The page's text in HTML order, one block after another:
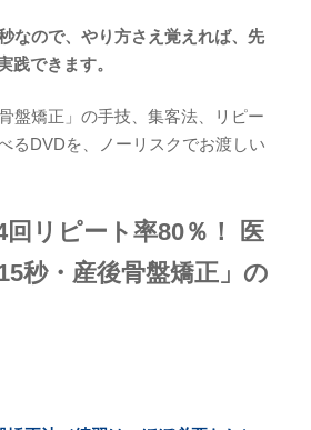
なので、やり方さえ覚えれば、先
践できます。
盤矯正」の手技、集客法、リピー
るDVDを、ノーリスクでお渡しい
回リピート率80％！ 医
秒・産後骨盤矯正」の